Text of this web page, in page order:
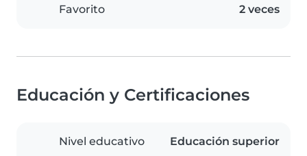
Favorito 2 veces
Educación y Certificaciones
Nivel educativo Educación superior